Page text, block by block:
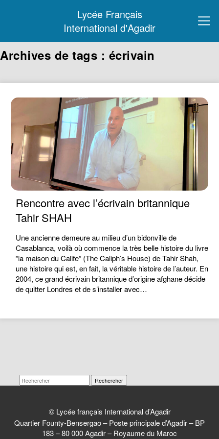
Lycée Français
International d'Agadir
Archives de tags : écrivain
Rencontre avec l’écrivain britannique
Tahir SHAH
Une ancienne demeure au milieu d’un bidonville de
Casablanca, voilà où commence la très belle histoire du livre
”la maison du Calife” (The Caliph’s House) de Tahir Shah,
une histoire qui est, en fait, la véritable histoire de l’auteur. En
2004, ce grand écrivain britannique d’origine afghane décide
de quitter Londres et de s’installer avec…
Rechercher
© Lycée français International d’Agadir
Quartier Founty-Bensergao – Poste principale d’Agadir – BP
183 – 80 000 Agadir – Royaume du Maroc